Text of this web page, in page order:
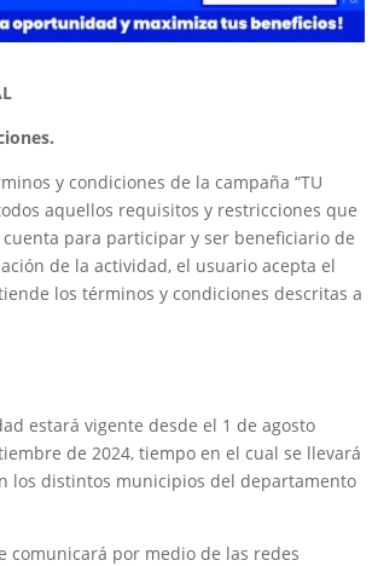
y condiciones de la campaña “TU
todos aquellos requisitos y restricciones que
para participar y ser beneficiario de
de la actividad, el usuario acepta el
los términos y condiciones descritas a
estará vigente desde el 1 de agosto
de 2024, tiempo en el cual se llevará
los distintos municipios del departamento
comunicará por medio de las redes